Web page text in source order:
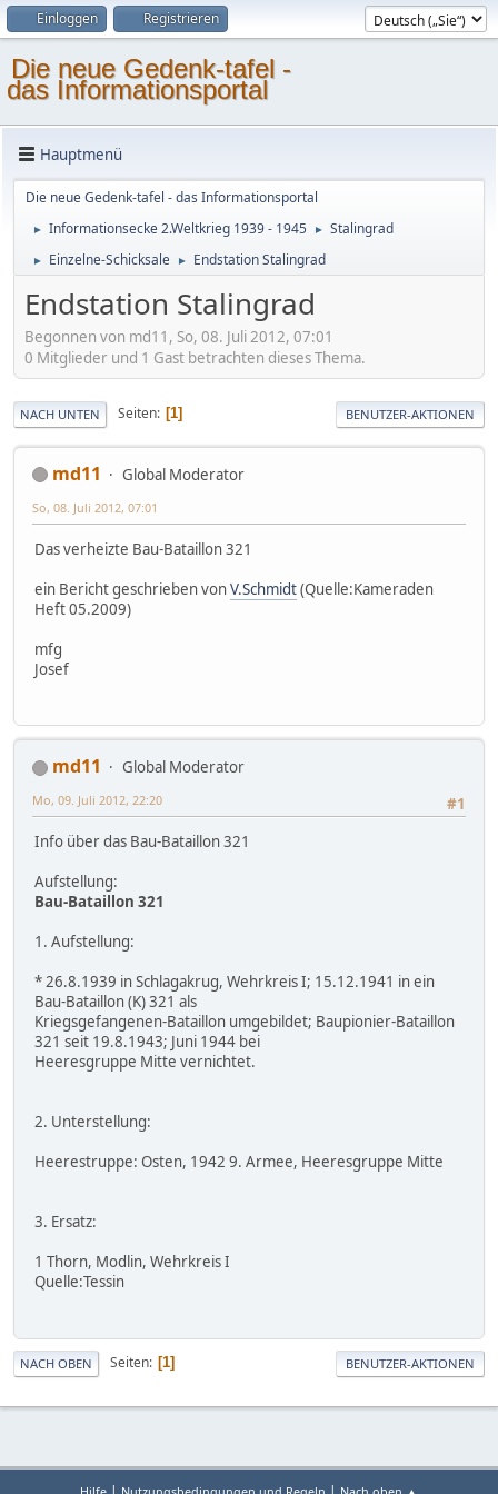
Einloggen Registrieren
Die neue Gedenk-tafel -
das Informationsportal
Hauptmenü
Die neue Gedenk-tafel - das Informationsportal
► Informationsecke 2.Weltkrieg 1939 - 1945 ► Stalingrad
► Einzelne-Schicksale ► Endstation Stalingrad
Endstation Stalingrad
Begonnen von md11, So, 08. Juli 2012, 07:01
0 Mitglieder und 1 Gast betrachten dieses Thema.
NACH UNTEN Seiten 1 BENUTZER-AKTIONEN
md11 Global Moderator
So, 08. Juli 2012, 07:01
Das verheizte Bau-Bataillon 321
ein Bericht geschrieben vonV.Schmidt(Quelle:Kameraden
Heft 05.2009)
mfg
Josef
md11
Global Moderator
#1
Mo, 09. Juli 2012, 22:20
Info über das Bau-Bataillon 321
Aufstellung:
Bau-Bataillon 321
1. Aufstellung:
* 26.8.1939 in Schlagakrug, Wehrkreis I; 15.12.1941 in ein
Bau-Bataillon (K) 321 als
Kriegsgefangenen-Bataillon umgebildet; Baupionier-Bataillon
321 seit 19.8.1943; Juni 1944 bei
Heeresgruppe Mitte vernichtet.
2. Unterstellung:
Heerestruppe: Osten, 1942 9. Armee, Heeresgruppe Mitte
3. Ersatz:
1 Thorn, Modlin, Wehrkreis I
Quelle:Tessin
NACH OBEN Seiten 1 BENUTZER-AKTIONEN